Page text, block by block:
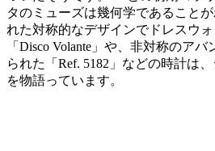
タのミューズは幾何学であること
れた対称的なデザインでドレスウ
「Disco Volante」や、非対称のア
られた「Ref. 5182」などの時計は
を物語っています。